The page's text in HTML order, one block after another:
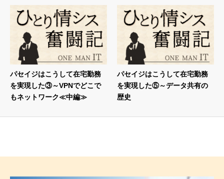
パセイジはこうして在宅勤務
を実現した③～VPNでどこで
もネットワーク≪中編≫
パセイジはこうして在宅勤務
を実現した⑤～データ共有の
歴史